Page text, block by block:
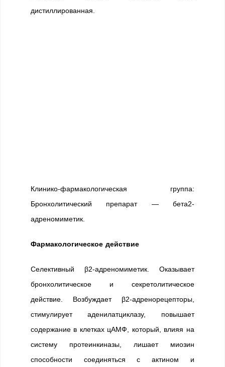
дистиллированная.
Клинико-фармакологическая группа:
Бронхолитический препарат — бета2-
адреномиметик.
Фармакологическое действие
Селективный β2-адреномиметик. Оказывает
бронхолитическое и секретолитическое
действие. Возбуждает β2-адренорецепторы,
стимулирует аденилатциклазу, повышает
содержание в клетках цАМФ, который, влияя на
систему протеинкиназы, лишает миозин
способности соединяться с актином и